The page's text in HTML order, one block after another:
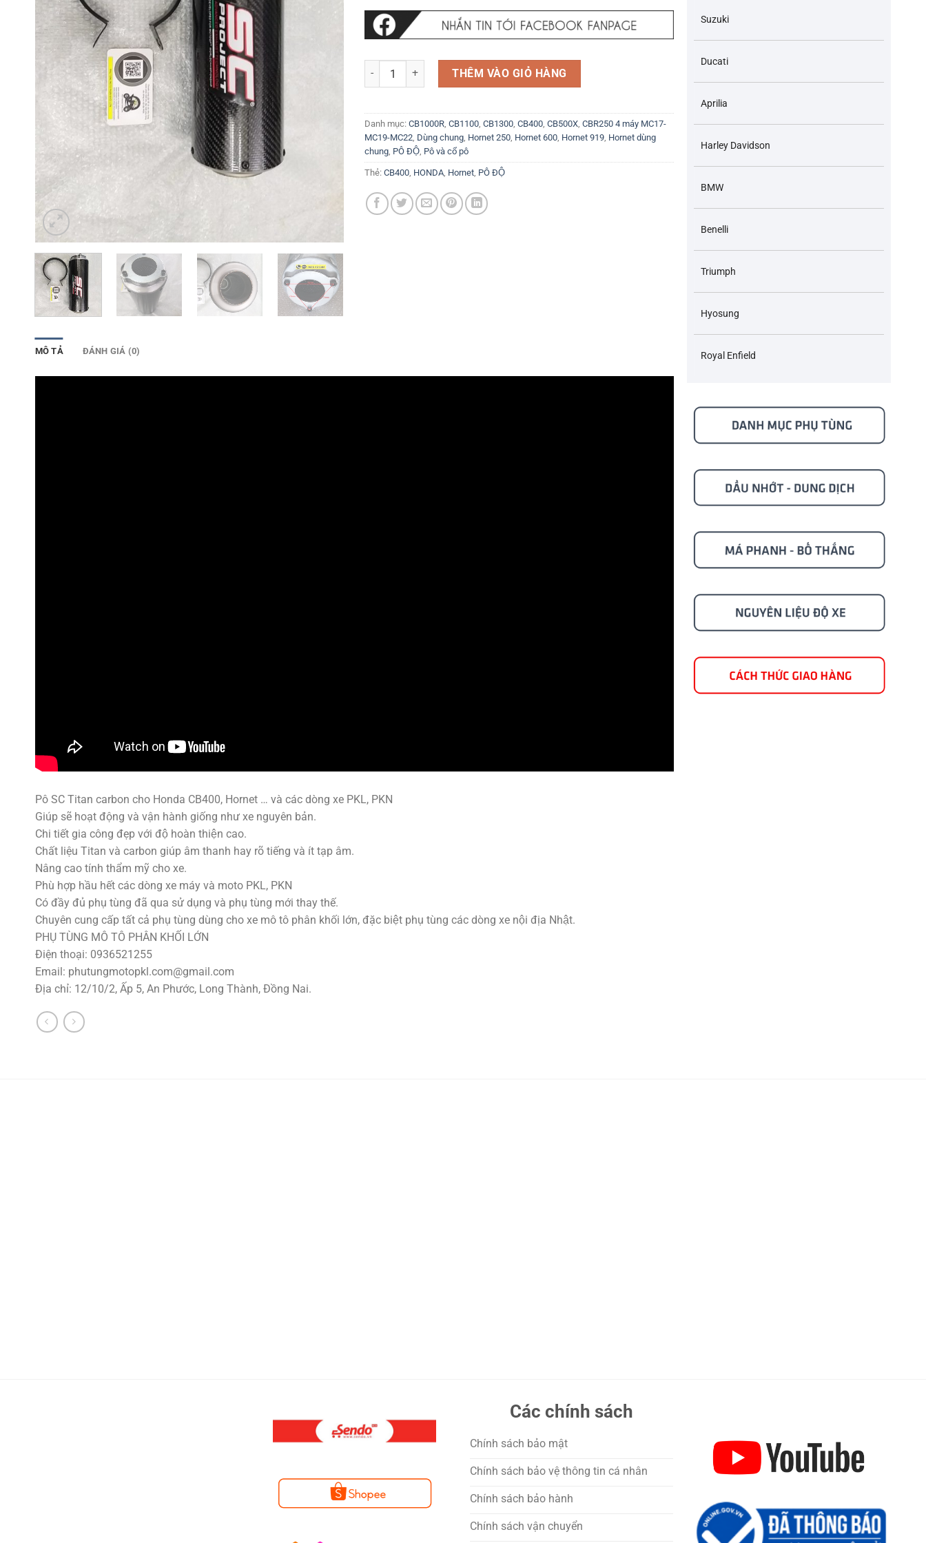
Pô SC Titan carbon cho Honda CB400, Hornet ... và các dòng xe PKL, PKN số lượng
THÊM VÀO GIỎ HÀNG
Danh mục:CB1000R ,CB1100 ,CB1300 ,CB400 ,CB500X ,CBR250 4 máy MC17-
MC19-MC22 Dùng chung Hornet 250 Hornet 600 Hornet 919 Hornet dùng
chung PÔ ĐỘ Pô và cổ pô
Thẻ:CB400 HONDA Hornet PÔ ĐỘ
MÔ TẢ ĐÁNH GIÁ (0)
Pô SC Titan carbon cho Honda CB400, Hornet … và các dòng xe PKL, PKN
Giúp sẽ hoạt động và vận hành giống như xe nguyên bản.
Chi tiết gia công đẹp với độ hoàn thiện cao.
Chất liệu Titan và carbon giúp âm thanh hay rõ tiếng và ít tạp âm.
Nâng cao tính thẩm mỹ cho xe.
Phù hợp hầu hết các dòng xe máy và moto PKL, PKN
Có đầy đủ phụ tùng đã qua sử dụng và phụ tùng mới thay thế.
Chuyên cung cấp tất cả phụ tùng dùng cho xe mô tô phân khối lớn, đặc biệt phụ tùng các dòng xe nội địa Nhật.
PHỤ TÙNG MÔ TÔ PHÂN KHỐI LỚN
Điện thoại: 0936521255
Email: phutungmotopkl.com@gmail.com
Địa chỉ: 12/10/2, Ấp 5, An Phước, Long Thành, Đồng Nai.
Suzuki
Ducati
Aprilia
Harley Davidson
BMW
Benelli
Triumph
Hyosung
Royal Enfield
Các chính sách
Chính sách bảo mật
Chính sách bảo vệ thông tin cá nhân
Chính sách bảo hành
Chính sách vận chuyển